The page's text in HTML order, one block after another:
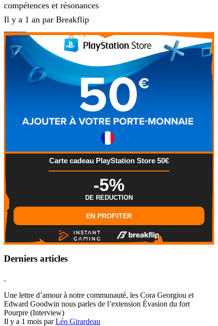
compétences et résonances
Il y a 1 an par Breakflip
Carte cadeau PlayStation Store 50€
-5%
DE REDUCTION
EN PROFITER
Derniers articles
Une lettre d’amour à notre communauté, les Cora Georgiou et
Edward Goodwin nous parles de l’extension Évasion du fort
Pourpre (Interview)
Il y a 1 mois parLéo Girardeau